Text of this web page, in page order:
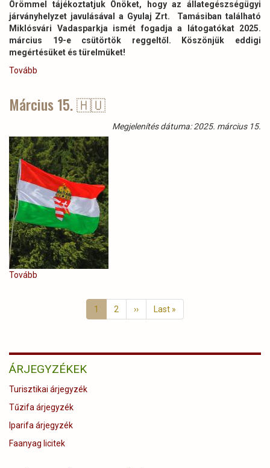
Örömmel tájékoztatjuk Önöket, hogy az állategészségügyi
járványhelyzet javulásával a Gyulaj Zrt. Tamásiban található
Miklósvári Vadasparkja ismét fogadja a látogatókat 2025.
március 19-e csütörtök reggeltől. Köszönjük eddigi
megértésüket és türelmüket!
Tovább
Vadaspark)
Március 15. 🇭🇺
Megjelenítés dátuma: 2025. március 15.
Tovább
Jelenlegi
oldal
1 Page
2
Következő
oldal
››
Utolsó
oldal
Last »
ÁRJEGYZÉKEK
Turisztikai árjegyzék
Tűzifa árjegyzék
Iparifa árjegyzék
Faanyag licitek